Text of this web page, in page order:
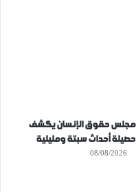
مجلس حقوق الإنسان يكشف
حصيلة أحداث سبتة ومليلية
08/08/2026